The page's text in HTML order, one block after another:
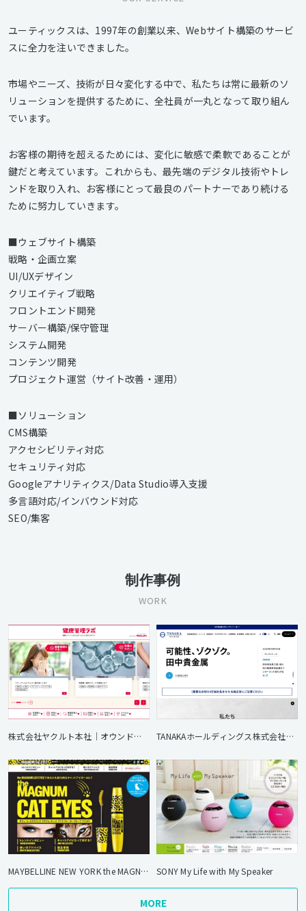
ユーティックスは、1997年の創業以来、Webサイト構築のサービ
スに全力を注いできました。
市場やニーズ、技術が日々変化する中で、私たちは常に最新のソ
リューションを提供するために、全社員が一丸となって取り組ん
でいます。
お客様の期待を超えるためには、変化に敏感で柔軟であることが
鍵だと考えています。これからも、最先端のデジタル技術やトレ
ンドを取り入れ、お客様にとって最良のパートナーであり続ける
ために努力していきます。
■ウェブサイト構築
戦略・企画立案
UI/UXデザイン
クリエイティブ戦略
フロントエンド開発
サーバー構築/保守管理
システム開発
コンテンツ開発
プロジェクト運営（サイト改善・運用）
■ソリューション
CMS構築
アクセシビリティ対応
セキュリティ対応
Googleアナリティクス/Data Studio導入支援
多言語対応/インバウンド対応
SEO/集客
制作事例
WORK
株式会社ヤクルト本社｜オウンドメディアリニューアル TANAKAホールディングス株式会社｜コーポレートサイト
MAYBELLINE NEW YORK the MAGNUM CAT EYES SONY My Life with My Speaker
MORE